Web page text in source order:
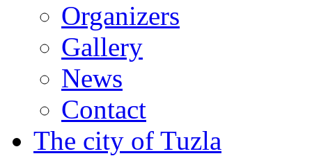
Organizers
Gallery
News
Contact
The city of Tuzla